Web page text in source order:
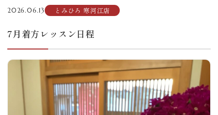
2026.06.13 とみひろ 寒河江店
7月着方レッスン日程